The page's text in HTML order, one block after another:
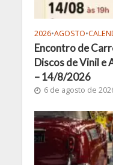
2026•AGOSTO•
Encontro de
Discos de Vinil e
– 14/8/2026
6 de agosto de